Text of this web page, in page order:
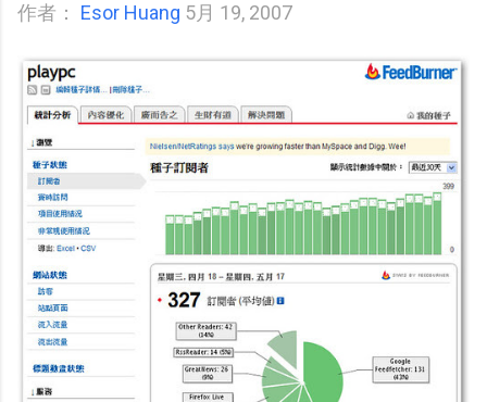
作者： Esor Huang 5月 19, 2007